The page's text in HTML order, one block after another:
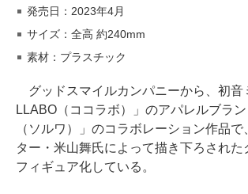
発売日：2023年4月
サイズ：全高 約240mm
素材：プラスチック
グッドスマイルカンパニーから、初音
LLABO（ココラボ）」のアパレルブラ
（ソルワ）」のコラボレーション作品
ター・米山舞氏によって描き下ろされた
フィギュア化している。